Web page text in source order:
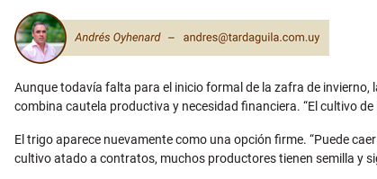
Email
Aunque todavía falta para el inicio formal de la zafra de invierno,
combina cautela productiva y necesidad financiera. “El cultivo
El trigo aparece nuevamente como una opción firme. “Puede
cultivo atado a contratos, muchos productores tienen semilla y